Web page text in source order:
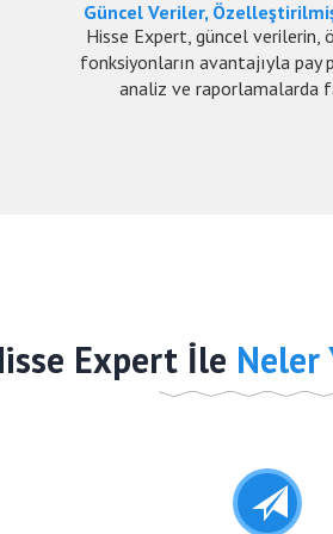
Güncel Veriler,
Hisse Expert, güncel
fonksiyonların avantajıyla pay
analiz ve raporlamalarda
Expert İle Neler